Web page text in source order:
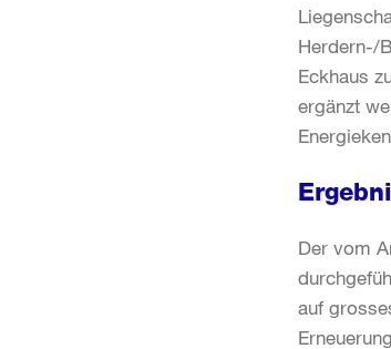
Herdern-/
Eckhaus
ergänzt
Der vom
auf